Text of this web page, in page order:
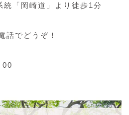
「岡崎道」より徒歩1分
話でどうぞ！